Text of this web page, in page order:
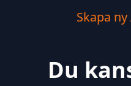
Skapa
Du